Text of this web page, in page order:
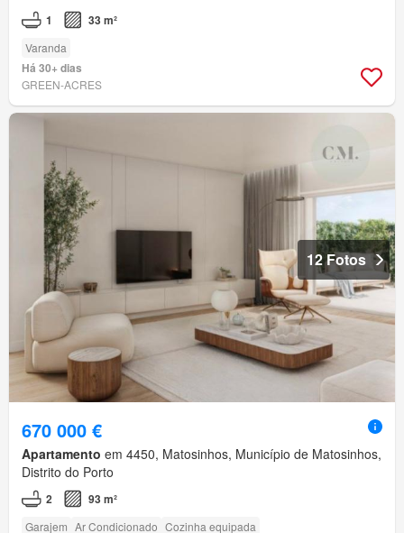
1 33 m²
Varanda
Há 30+ dias
GREEN-ACRES
12 Fotos
670 000 €
Apartamento em 4450, Matosinhos, Município de Matosinhos,
Distrito do Porto
2 93 m²
Garajem Ar Condicionado Cozinha equipada